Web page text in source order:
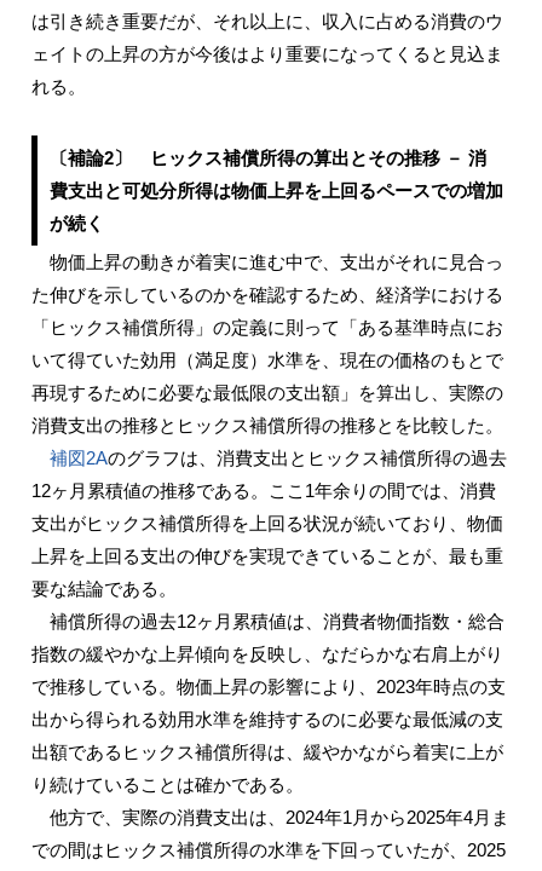
は引き続き重要だが、それ以上に、収入に占める消費のウ
ェイトの上昇の方が今後はより重要になってくると見込ま
れる。
〔補論2〕 ヒックス補償所得の算出とその推移 － 消
費支出と可処分所得は物価上昇を上回るペースでの増加
が続く
物価上昇の動きが着実に進む中で、支出がそれに見合っ
た伸びを示しているのかを確認するため、経済学における
「ヒックス補償所得」の定義に則って「ある基準時点にお
いて得ていた効用（満足度）水準を、現在の価格のもとで
再現するために必要な最低限の支出額」を算出し、実際の
消費支出の推移とヒックス補償所得の推移とを比較した。
補図2Aのグラフは、消費支出とヒックス補償所得の過去
12ヶ月累積値の推移である。ここ1年余りの間では、消費
支出がヒックス補償所得を上回る状況が続いており、物価
上昇を上回る支出の伸びを実現できていることが、最も重
要な結論である。
補償所得の過去12ヶ月累積値は、消費者物価指数・総合
指数の緩やかな上昇傾向を反映し、なだらかな右肩上がり
で推移している。物価上昇の影響により、2023年時点の支
出から得られる効用水準を維持するのに必要な最低減の支
出額であるヒックス補償所得は、緩やかながら着実に上が
り続けていることは確かである。
他方で、実際の消費支出は、2024年1月から2025年4月ま
での間はヒックス補償所得の水準を下回っていたが、2025